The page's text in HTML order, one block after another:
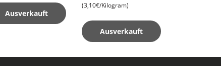
Ausverkauft
(3,10€/Kilogram)
Ausverkauft